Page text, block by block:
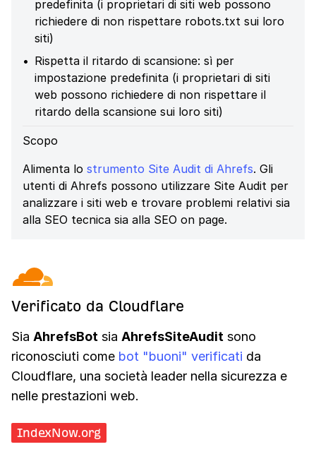
predefinita (i proprietari di siti web possono
richiedere di non rispettare robots.txt sui loro
siti)
Rispetta il ritardo di scansione: sì per
impostazione predefinita (i proprietari di siti
web possono richiedere di non rispettare il
ritardo della scansione sui loro siti)
Scopo
Alimenta lo strumento Site Audit di Ahrefs. Gli
utenti di Ahrefs possono utilizzare Site Audit per
analizzare i siti web e trovare problemi relativi sia
alla SEO tecnica sia alla SEO on page.
Verificato da Cloudflare
Sia AhrefsBot sia AhrefsSiteAudit sono
riconosciuti come bot "buoni" verificati da
Cloudflare, una società leader nella sicurezza e
nelle prestazioni web.
IndexNow.org